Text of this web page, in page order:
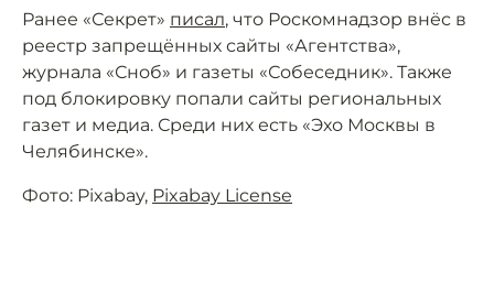
Ранее «Секрет» писал, что Роскомнадзор внёс в
реестр запрещённых сайты «Агентства»,
журнала «Сноб» и газеты «Собеседник». Также
под блокировку попали сайты региональных
газет и медиа. Среди них есть «Эхо Москвы в
Челябинске».
Фото: Pixabay, Pixabay License